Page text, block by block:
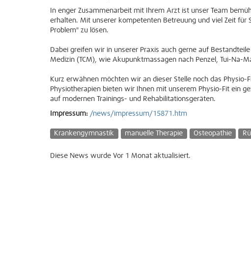
In enger Zusammenarbeit mit Ihrem Arzt ist unser Team
erhalten. Mit unserer kompetenten Betreuung und viel Zeit für
Problem" zu lösen.
Dabei greifen wir in unserer Praxis auch gerne auf
Medizin (TCM), wie Akupunktmassagen nach Penzel, Tui-Na-
Kurz erwähnen möchten wir an dieser Stelle noch das Physio-
Physiotherapien bieten wir Ihnen mit unserem Physio-Fit ein
auf modernen Trainings- und Rehabilitationsgeräten.
Impressum: /news/impressum/15871.htm
Krankengymnastik manuelle Therapie Osteopathie
Diese News wurde Vor 1 Monat aktualisiert.